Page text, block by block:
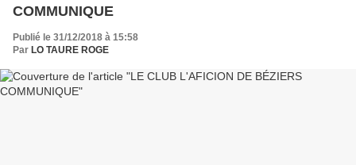
COMMUNIQUE
Publié le 31/12/2018 à 15:58
Par LO TAURE ROGE